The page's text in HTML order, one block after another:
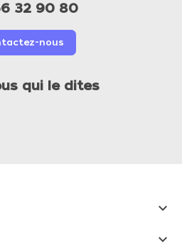
32 90 80
nous
qui le dites

